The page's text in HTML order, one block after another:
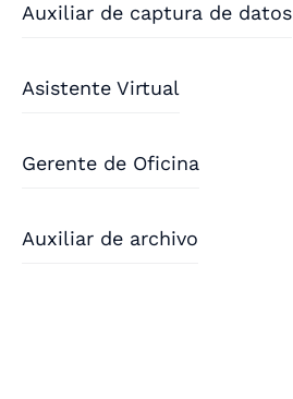
Auxiliar de captura de datos
Asistente Virtual
Gerente de Oficina
Auxiliar de archivo